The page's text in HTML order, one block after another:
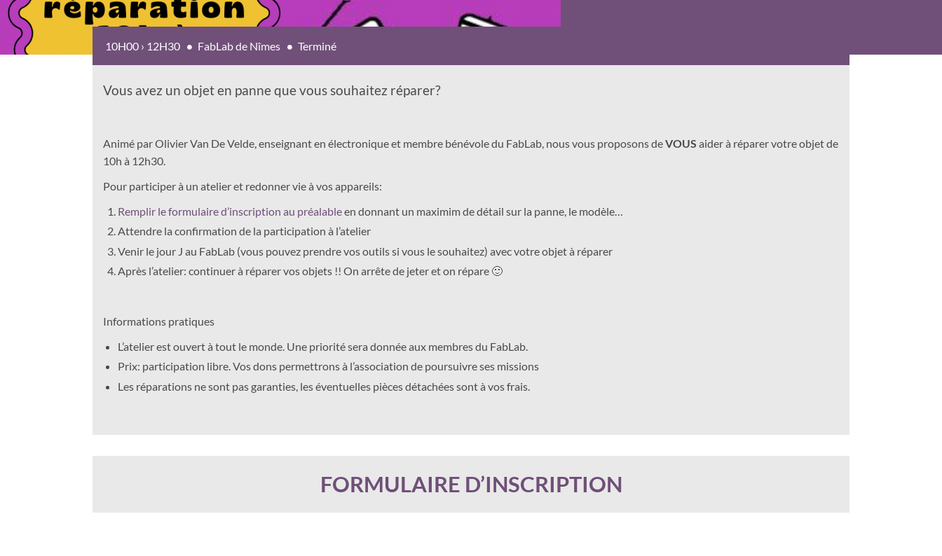
10H00 › 12H30 FabLab de Nîmes Terminé
Vous avez un objet en panne que vous souhaitez réparer?
Animé par Olivier Van De Velde, enseignant en électronique et membre bénévole du FabLab, nous vous proposons deVOUS aider à réparer votre objet de
10h à 12h30.
Pour participer à un atelier et redonner vie à vos appareils:
Remplir le formulaire d’inscription au préalableen donnant un maximim de détail sur la panne, le modèle…
Attendre la confirmation de la participation à l’atelier
Venir le jour J au FabLab (vous pouvez prendre vos outils si vous le souhaitez) avec votre objet à réparer
Après l’atelier: continuer à réparer vos objets !! On arrête de jeter et on répare 🙂
Informations pratiques
L’atelier est ouvert à tout le monde. Une priorité sera donnée aux membres du FabLab.
Prix: participation libre. Vos dons permettrons à l’association de poursuivre ses missions
Les réparations ne sont pas garanties, les éventuelles pièces détachées sont à vos frais.
FORMULAIRE D’INSCRIPTION